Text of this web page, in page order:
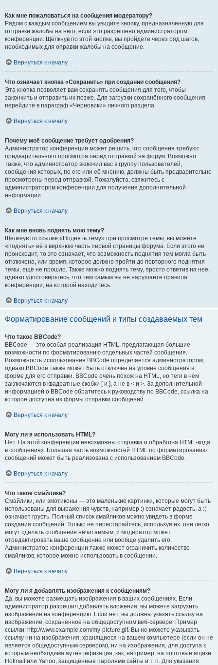
Как мне пожаловаться на сообщения модератору?
Рядом с каждым сообщением вы увидите кнопку, предназначенную для
отправки жалобы на него, если это разрешено администратором
конференции. Щёлкнув по этой кнопке, вы пройдёте через ряд шагов,
необходимых для оправки жалобы на сообщение.
Вернуться к началу
Что означает кнопка «Сохранить» при создании сообщения?
Эта кнопка позволяет вам сохранять сообщения для того, чтобы
закончить и отправить их позже. Для загрузки сохранённого сообщения
перейдите в параграф «Черновики» личного раздела.
Вернуться к началу
Почему моё сообщение требует одобрения?
Администратор конференции может решить, что сообщения требуют
предварительного просмотра перед отправкой на форум. Возможно
также, что администратор включил вас в группу пользователей,
сообщения которых, по его или её мнению, должны быть предварительно
просмотрены перед отправкой. Пожалуйста, свяжитесь с
администратором конференции для получения дополнительной
информации.
Вернуться к началу
Как мне вновь поднять мою тему?
Щёлкнув по ссылке «Поднять тему» при просмотре темы, вы можете
«поднять» её в верхнюю часть первой страницы форума. Если этого не
происходит, то это означает, что возможность поднятия тем могла быть
отключена, или время, которое должно пройти до повторного поднятия
темы, ещё не прошло. Также можно поднять тему, просто ответив на неё,
однако удостоверьтесь, что тем самым вы не нарушаете правила
конференции, на которой находитесь.
Вернуться к началу
Форматирование сообщений и типы создаваемых тем
Что такое BBCode?
BBCode — это особая реализация HTML, предлагающая большие
возможности по форматированию отдельных частей сообщения.
Возможность использования BBCode определяется администратором,
однако BBCode также может быть отключён на уровне сообщения в
форме для его отправки. BBCode очень похож на HTML, но теги в нём
заключаются в квадратные скобки [ и ], а не в < и >. За дополнительной
информацией о BBCode обратитесь к руководству по BBCode, ссылка на
которое доступна из формы отправки сообщений.
Вернуться к началу
Могу ли я использовать HTML?
Нет. На этой конференции невозможны отправка и обработка HTML-кода
в сообщениях. Большая часть возможностей HTML по форматированию
сообщений может быть реализована с использованием BBCode.
Вернуться к началу
Что такое смайлики?
Смайлики, или эмотиконы — это маленькие картинки, которые могут быть
использованы для выражения чувств, например :) означает радость, а :(
означает грусть. Полный список смайликов можно увидеть в форме
создания сообщений. Только не перестарайтесь, используя их: они легко
могут сделать сообщение нечитаемым, и модератор может
отредактировать ваше сообщение или вообще удалить его.
Администратор конференции также может ограничить количество
смайликов, которое можно использовать в сообщении.
Вернуться к началу
Могу ли я добавлять изображения к сообщениям?
Да, вы можете размещать изображения в ваших сообщениях. Если
администратор разрешил добавлять вложения, вы можете загрузить
изображение на конференцию. Если нет, вы должны указать ссылку на
изображение, сохранённое на общедоступном веб-сервере. Пример
ссылки: http://www.example.com/my-picture.gif. Вы не можете указывать
ссылку ни на изображения, хранящиеся на вашем компьютере (если он не
является общедоступным сервером), ни на изображения, для доступа к
которым необходима аутентификация, как, например, на почтовые ящики
Hotmail или Yahoo, защищённые паролями сайты и т. п. Для указания